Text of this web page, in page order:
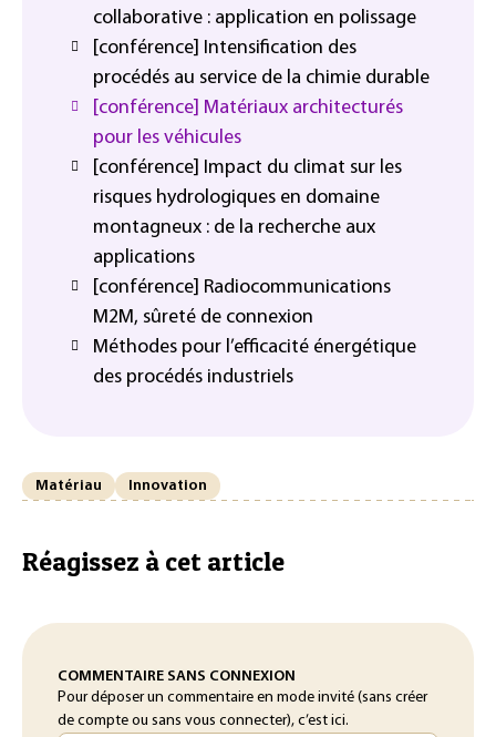
collaborative : application en polissage
[conférence] Intensification des
procédés au service de la chimie durable
[conférence] Matériaux architecturés
pour les véhicules
[conférence] Impact du climat sur les
risques hydrologiques en domaine
montagneux : de la recherche aux
applications
[conférence] Radiocommunications
M2M, sûreté de connexion
Méthodes pour l’efficacité énergétique
des procédés industriels
Matériau Innovation
Réagissez à cet article
COMMENTAIRE SANS CONNEXION
Pour déposer un commentaire en mode invité (sans créer
de compte ou sans vous connecter), c’est ici.